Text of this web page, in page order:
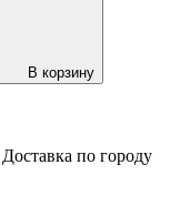
В корзину
Доставка по городу